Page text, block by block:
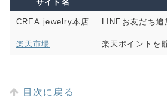
サイト名
CREA jewelry本店 LINEお友だち
楽天市場 楽天ポイントを
目次に戻る